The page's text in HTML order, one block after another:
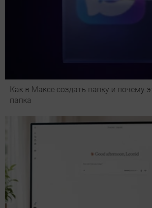
Как в Максе создать папку и почему
папка